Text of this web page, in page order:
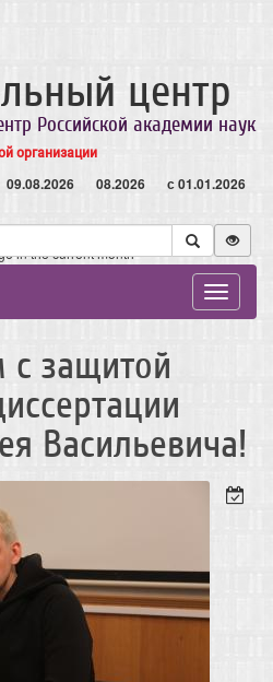
центр
Российской академии наук
организации
09.08.2026 08.2026 с 01.01.2026
in the current month
Toggle
с защитой
Васильевича!